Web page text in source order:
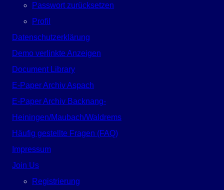
Passwort zurücksetzen
Profil
Datenschutzerklärung
Demo verlinkte Anzeigen
Document Library
E-Paper Archiv Aspach
E-Paper Archiv Backnang-
Heiningen/Maubach/Waldrems
Häufig gestellte Fragen (FAQ)
Impressum
Join Us
Registrierung